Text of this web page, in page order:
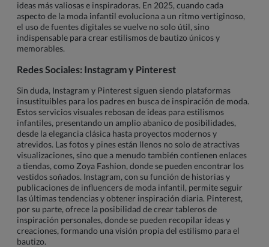
ideas más valiosas e inspiradoras. En 2025, cuando cada
aspecto de la moda infantil evoluciona a un ritmo vertiginoso,
el uso de fuentes digitales se vuelve no solo útil, sino
indispensable para crear estilismos de bautizo únicos y
memorables.
Redes Sociales: Instagram y Pinterest
Sin duda, Instagram y Pinterest siguen siendo plataformas
insustituibles para los padres en busca de inspiración de moda.
Estos servicios visuales rebosan de ideas para estilismos
infantiles, presentando un amplio abanico de posibilidades,
desde la elegancia clásica hasta proyectos modernos y
atrevidos. Las fotos y pines están llenos no solo de atractivas
visualizaciones, sino que a menudo también contienen enlaces
a tiendas, como Zoya Fashion, donde se pueden encontrar los
vestidos soñados. Instagram, con su función de historias y
publicaciones de influencers de moda infantil, permite seguir
las últimas tendencias y obtener inspiración diaria. Pinterest,
por su parte, ofrece la posibilidad de crear tableros de
inspiración personales, donde se pueden recopilar ideas y
creaciones, formando una visión propia del estilismo para el
bautizo.